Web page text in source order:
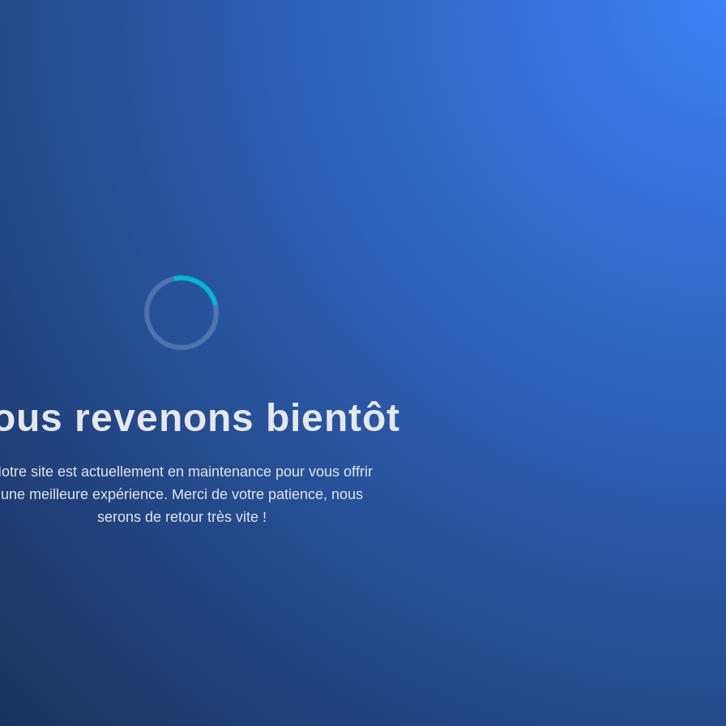
revenons bientôt
site est actuellement en maintenance pour vous offrir
une meilleure expérience. Merci de votre patience, nous
serons de retour très vite !